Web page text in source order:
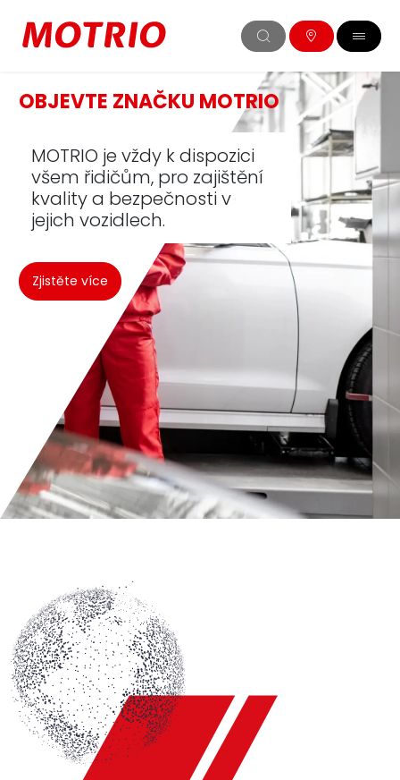
OBJEVTE ZNAČKU MOTRIO
MOTRIO je vždy k dispozici
všem řidičům, pro zajištění
kvality a bezpečnosti v
jejich vozidlech.
Zjistěte více